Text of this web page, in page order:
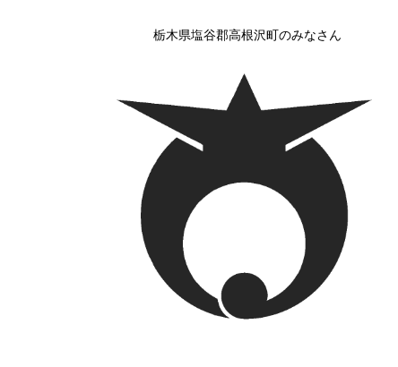
栃木県塩谷郡高根沢町のみなさん